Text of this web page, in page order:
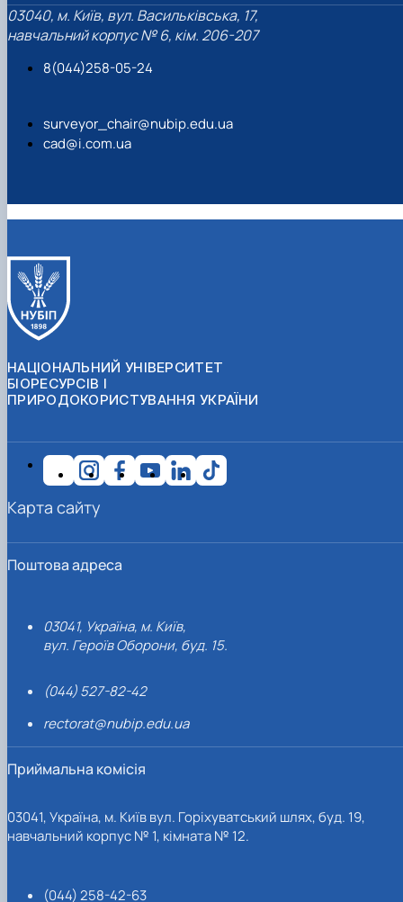
03040, м. Київ, вул. Васильківська, 17,
навчальний корпус № 6, кім. 206-207
8(044)258-05-24
surveyor_chair@nubip.edu.ua
cad@i.com.ua
НАЦІОНАЛЬНИЙ УНІВЕРСИТЕТ
БІОРЕСУРСІВ І
ПРИРОДОКОРИСТУВАННЯ УКРАЇНИ
Поштова адреса
03041, Україна, м. Київ,
вул. Героїв Оборони, буд. 15.
(044) 527-82-42
rectorat@nubip.edu.ua
Приймальна комісія
03041, Україна, м. Київ вул. Горіхуватський шлях, буд. 19,
навчальний корпус № 1, кімната № 12.
(044) 258-42-63
Карта сайту